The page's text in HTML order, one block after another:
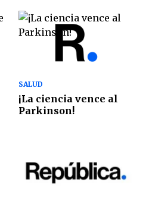
SALUD
¡La ciencia vence al
Parkinson!